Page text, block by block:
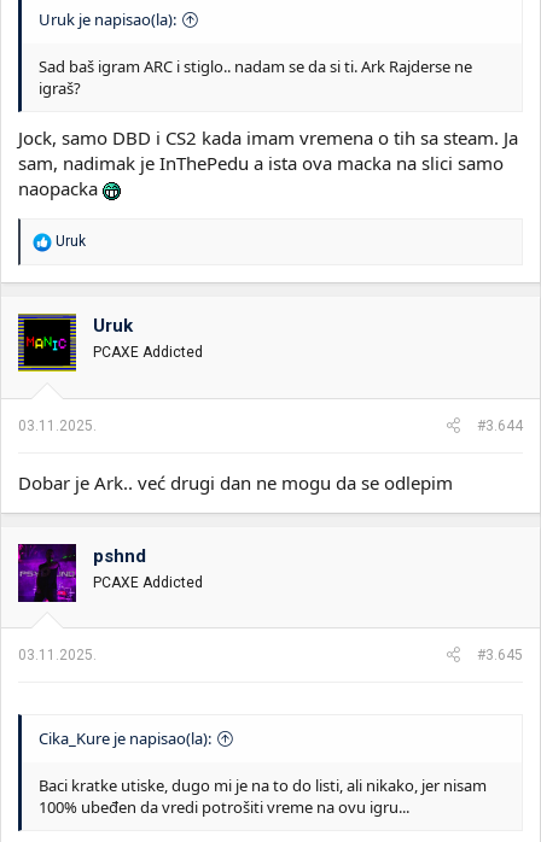
Uruk je napisao(la):
Sad baš igram ARC i stiglo.. nadam se da si ti. Ark Rajderse ne
igraš?
Jock, samo DBD i CS2 kada imam vremena o tih sa steam. Ja
sam, nadimak je InThePedu a ista ova macka na slici samo
naopacka
R
a
o
v
a
n
:
Uruk
Uruk
PCAXE Addicted
03.11.2025. #3.644
Dobar je Ark.. već drugi dan ne mogu da se odlepim
pshnd
PCAXE Addicted
03.11.2025. #3.645
Cika_Kure je napisao(la):
Baci kratke utiske, dugo mi je na to do listi, ali nikako, jer nisam
100% ubeđen da vredi potrošiti vreme na ovu igru...